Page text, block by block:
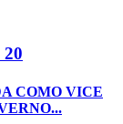
COMO VICE